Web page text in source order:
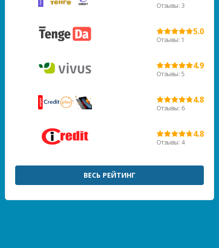
Отзывы: 3
5.0
Отзывы: 1
4.9
Отзывы: 5
4.8
Отзывы: 6
4.8
Отзывы: 4
ВЕСЬ РЕЙТИНГ